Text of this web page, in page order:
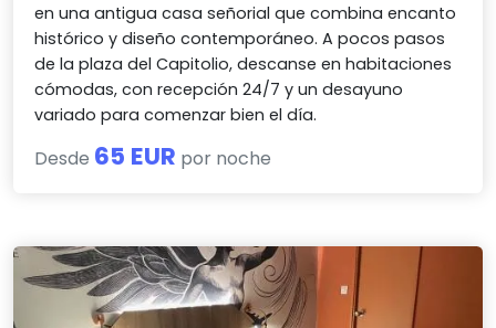
en una antigua casa señorial que combina encanto
histórico y diseño contemporáneo. A pocos pasos
de la plaza del Capitolio, descanse en habitaciones
cómodas, con recepción 24/7 y un desayuno
variado para comenzar bien el día.
Desde 65 EUR por noche